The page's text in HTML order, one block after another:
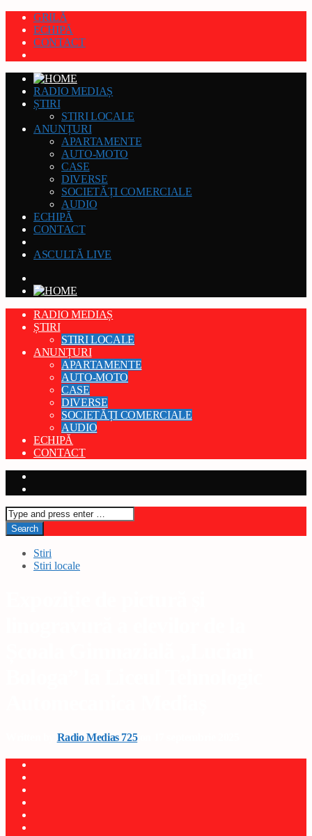
GRILĂ
ECHIPĂ
CONTACT
RADIO MEDIAȘ
ȘTIRI
STIRI LOCALE
ANUNȚURI
APARTAMENTE
AUTO-MOTO
CASE
DIVERSE
SOCIETĂȚI COMERCIALE
AUDIO
ECHIPĂ
CONTACT
ASCULTĂ LIVE
RADIO MEDIAȘ
ȘTIRI
STIRI LOCALE
ANUNȚURI
APARTAMENTE
AUTO-MOTO
CASE
DIVERSE
SOCIETĂȚI COMERCIALE
AUDIO
ECHIPĂ
CONTACT
Stiri
Stiri locale
Radio Medias 725on 17 septembrie 2025